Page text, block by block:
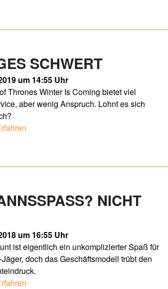
SCHWERT
um 14:55 Uhr
Thrones Winter Is Coming bietet viel
aber wenig Anspruch. Lohnt es sich
NICHT G
um 16:55 Uhr
ist eigentlich ein unkomplizierter Spaß für
doch das Geschäftsmodell trübt den